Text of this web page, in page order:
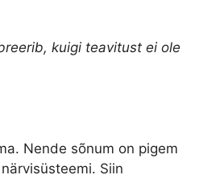
kuigi teavitust ei ole
Nende sõnum on pigem
Siin